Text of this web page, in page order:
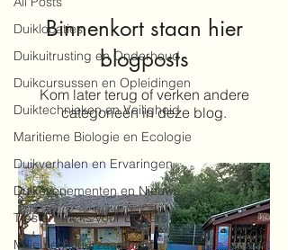
Duiklocaties
Duikuitrusting en Onderhoud
Duikcursussen en Opleidingen
Duiktechnieken en Veiligheid
Maritieme Biologie en Ecologie
Duikverhalen en Ervaringen
Duikevenementen en Nieuws
Tips en Tricks voor Duikers
Milieu en Duurzaamheid
Binnenkort staan hier
blogposts
Kom later terug of verken andere
categorieën in deze blog.